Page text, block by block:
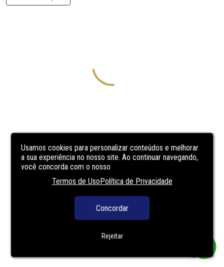
Usamos cookies para personalizar conteúdos e melhorar
a sua experiência no nosso site. Ao continuar navegando,
você concorda com o nosso
Termos de UsoPolítica de Privacidade
Concordar
Rejeitar